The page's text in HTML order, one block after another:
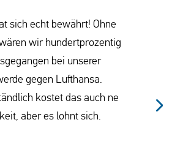
sich echt bewährt! Ohne
wir hundertprozentig
bei unserer
gegen Lufthansa.
kostet das auch ne
aber es lohnt sich.